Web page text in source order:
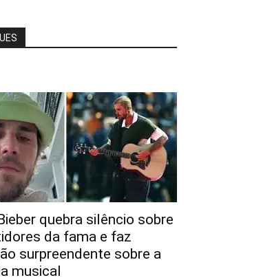
quebra silêncio sobre
da fama e faz
surpreendente sobre a
musical